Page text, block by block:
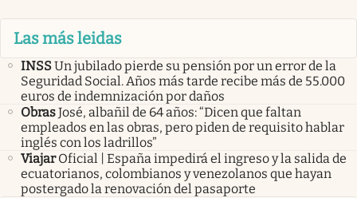
Las más leidas
INSSUn jubilado pierde su pensión por un error de la
Seguridad Social. Años más tarde recibe más de 55.000
euros de indemnización por daños
ObrasJosé, albañil de 64 años: “Dicen que faltan
empleados en las obras, pero piden de requisito hablar
inglés con los ladrillos”
Viajar Oficial | España impedirá el ingreso y la salida de
ecuatorianos, colombianos y venezolanos que hayan
postergado la renovación del pasaporte